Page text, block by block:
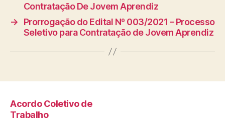
Contratação De Jovem Aprendiz
→
Prorrogação do Edital Nº 003/2021 – Processo
Seletivo para Contratação de Jovem Aprendiz
Acordo Coletivo de
Trabalho